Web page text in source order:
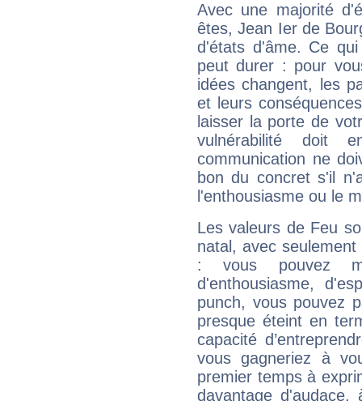
Avec une majorité
êtes, Jean Ier de
d'états d'âme. Ce
peut durer : pour
idées changent, les
et leurs
laisser la porte de
vulnérabilité doit
communication ne
bon du concret s'il
l'enthousiasme ou le
Les valeurs de Feu
natal, avec
: vous pouvez
d'enthousiasme,
punch, vous pouvez
presque éteint en
capacité
vous gagneriez à
premier temps à
davantage